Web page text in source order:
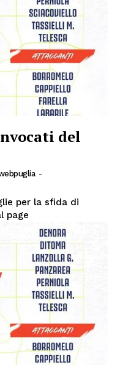
del
-
per la sfida di
page